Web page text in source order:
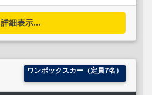
詳細表示...
ワンボックスカー（定員7名）